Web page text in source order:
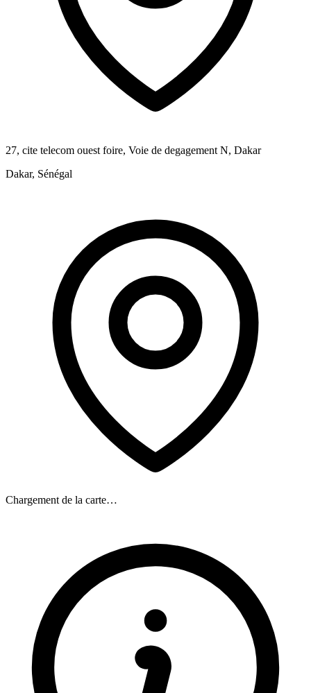
27, cite telecom ouest foire, Voie de degagement N, Dakar
Dakar, Sénégal
Chargement de la carte…